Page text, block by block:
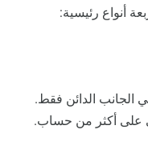
أنواع رئيسية:
الجانب الدائن فقط.
على أكثر من حساب.